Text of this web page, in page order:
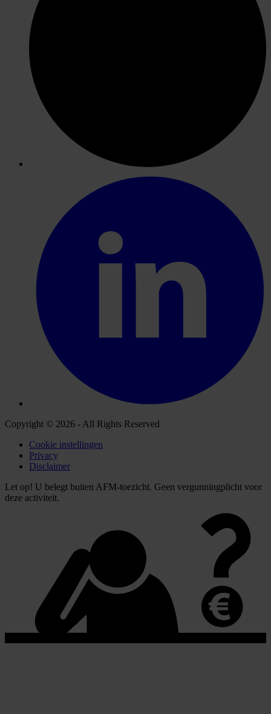
Copyright © 2026 - All Rights Reserved
Cookie instellingen
Privacy
Disclaimer
Let op! U belegt buiten AFM-toezicht. Geen vergunningplicht voor
deze activiteit.